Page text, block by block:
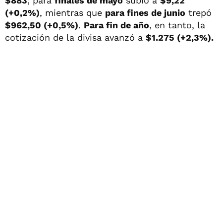
(+0,2%), mientras que para fines de junio trepó
$962,50 (+0,5%). Para fin de año, en tanto, la
cotización de la divisa avanzó a $1.275 (+2,3%).